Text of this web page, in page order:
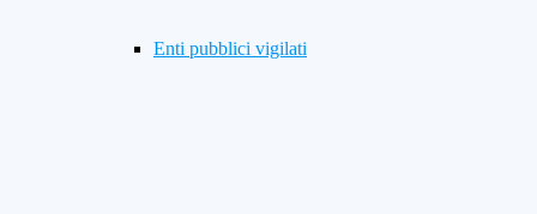
Enti pubblici vigilati